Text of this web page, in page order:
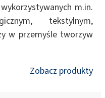
m.in.
tekstylnym,
w przemyśle tworzyw
Zobacz produkty